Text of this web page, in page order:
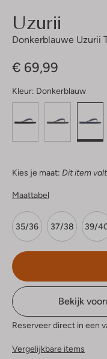
Uzurii
Donkerblauwe Uzurii
€ 69,99
Kleur: Donkerblauw
Kies je maat: Dit item
Maattabel
35/36 37/38 39/
Bekijk
Reserveer direct in een
Vergelijkbare items